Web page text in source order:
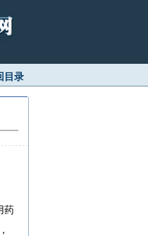
目录
药